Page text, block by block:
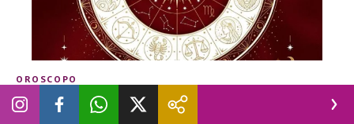
OROSCOPO
Oroscopo della settimana di